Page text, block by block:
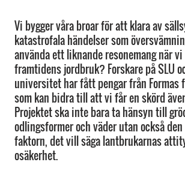
Vi bygger våra broar för att klara av
katastrofala händelser som
använda ett liknande resonemang när
framtidens jordbruk? Forskare på SLU
universitet har fått pengar från Formas
som kan bidra till att vi får en skörd
Projektet ska inte bara ta hänsyn till
odlingsformer och väder utan också
faktorn, det vill säga lantbrukarnas
osäkerhet.